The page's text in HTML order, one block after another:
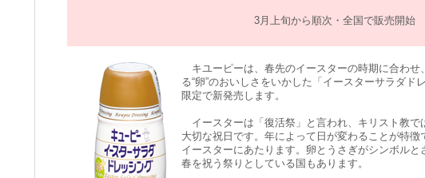
3月上旬から順次・全国で販売開始
キユーピーは、春先のイースターの時期に合わせ
る“卵”のおいしさをいかした「イースターサラダド
限定で新発売します。
イースターは「復活祭」と言われ、キリスト教で
大切な祝日です。年によって日が変わることが特徴
イースターにあたります。卵とうさぎがシンボル
春を祝う祭りとしている国もあります。